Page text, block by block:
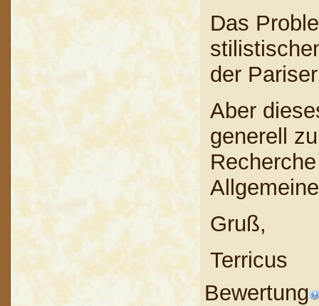
Das
der
Aber
generell
Gruß,
Terricus
Bewertung